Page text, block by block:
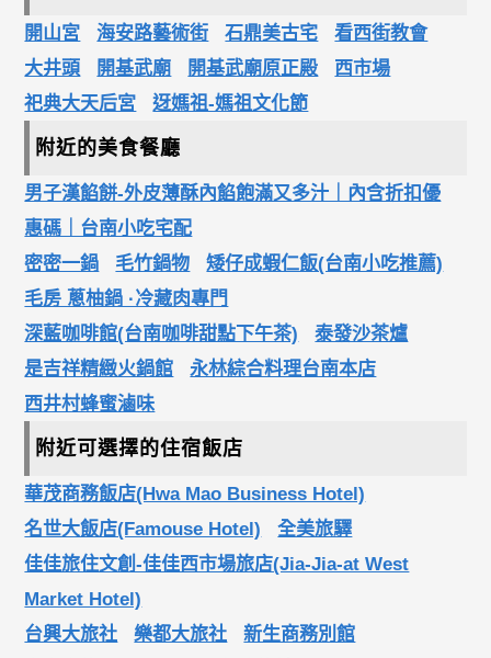
開山宮 海安路藝術街 石鼎美古宅
看西街教會
大井頭
開基武廟 開基武廟原正殿
西市場
祀典大天后宮
迓媽祖-媽祖文化節
附近的美食餐廳
男子漢餡餅-外皮薄酥內餡飽滿又多汁｜內含折扣優
惠碼｜台南小吃宅配
密密一鍋
毛竹鍋物
矮仔成蝦仁飯(台南小吃推薦)
毛房 蔥柚鍋 ·冷藏肉專門
深藍咖啡館(台南咖啡甜點下午茶)
泰發沙茶爐
是吉祥精緻火鍋館
永林綜合料理台南本店
西井村蜂蜜滷味
附近可選擇的住宿飯店
華茂商務飯店(Hwa Mao Business Hotel)
名世大飯店(Famouse Hotel)
全美旅驛
佳佳旅住文創-佳佳西市場旅店(Jia-Jia-at West
Market Hotel)
台興大旅社
樂都大旅社
新生商務別館